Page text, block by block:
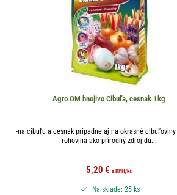
Agro OM hnojivo Cibuľa, cesnak 1kg
-na cibuľu a cesnak prípadne aj na okrasné cibuľoviny
rohovina ako prírodný zdroj du...
5,20€ s DPH/ks
Na sklade: 25 ks